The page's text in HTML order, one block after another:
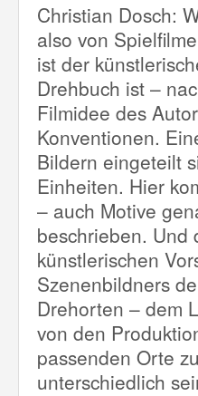
Christian Dosch:
also von
ist der
Drehbuch ist –
Filmidee des
Konventionen.
Bildern eingeteilt
Einheiten. Hier
– auch Motive
beschrieben. Und
künstlerischen
Szenenbildners
Drehorten – dem
von den
passenden Orte
unterschiedlich